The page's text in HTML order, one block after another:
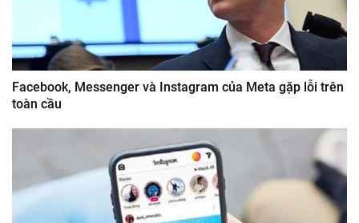
Facebook, Messenger và Instagram của Meta gặp lỗi trên
toàn cầu